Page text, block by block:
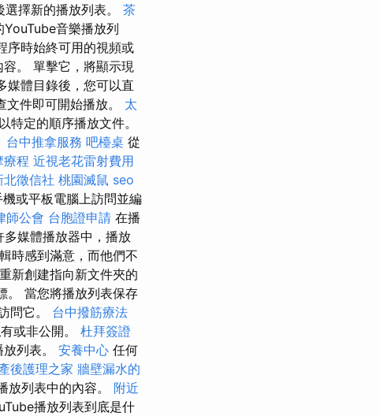
擇新的播放列表。 茶
音樂播放列
序時始終可用的視頻或
。 單擊它，將顯示現
媒體目錄後，您可以直
文件即可開始播放。 太
特定的順序播放文件。
台中推拿服務 吧檯桌 從
療程 近視老花雷射費用
北徵信社 桃園滅鼠 seo
或平板電腦上訪問並編
師公會 台胞證申請 在播
多媒體播放器中，播放
時感到滿意，而他們不
新創建指向新文件夾的
。 當您將播放列表保存
問它。 台中撥筋療法
或非公開。 杜拜簽證
列表。 安養中心 任何
後護理之家 牆壁漏水的
放列表中的內容。 附近
播放列表到底是什